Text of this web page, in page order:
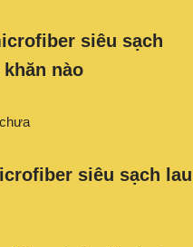
siêu sạch
nào
siêu sạch lau